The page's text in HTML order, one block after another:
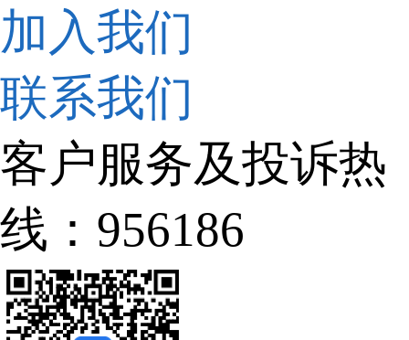
加入我们
联系我们
客户服务及投诉热
线：956186